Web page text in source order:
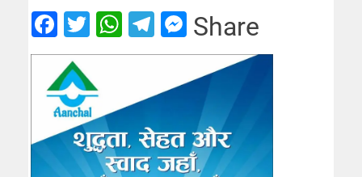
Facebook
TwitterWhatsApp
Telegram
Messenger
Share